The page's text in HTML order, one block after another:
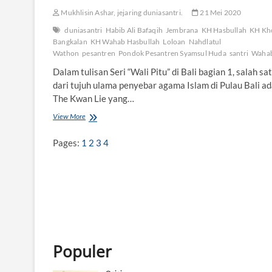
Mukhlisin Ashar, jejaring duniasantri.
21 Mei 2020
duniasantri Habib Ali Bafaqih Jembrana KH Hasbullah KH
Bangkalan KH Wahab Hasbullah Loloan Nahdlatul
Wathon pesantren Pondok Pesantren Syamsul Huda santri
Dalam tulisan Seri “Wali Pitu” di Bali bagian 1, salah
dari tujuh ulama penyebar agama Islam di Pulau Bali
The Kwan Lie yang…
View More
i
u
”
d
Pages: 1 2 3 4
Populer